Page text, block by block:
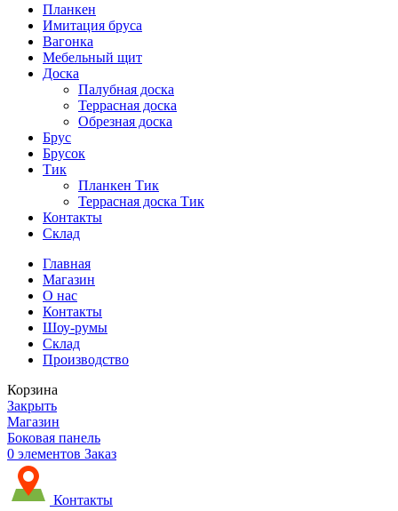
Планкен
Имитация бруса
Вагонка
Мебельный щит
Доска
Палубная доска
Террасная доска
Обрезная доска
Брус
Брусок
Тик
Планкен Тик
Террасная доска Тик
Контакты
Склад
Главная
Магазин
О нас
Контакты
Шоу-румы
Склад
Производство
Корзина
Закрыть
Магазин
Боковая панель
0 элементов Заказ
Контакты